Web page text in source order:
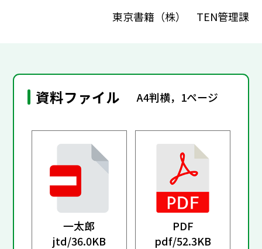
東京書籍（株） TEN管理課
資料ファイル A4判横，1ページ
一太郎
jtd/36.0KB
PDF
pdf/52.3KB